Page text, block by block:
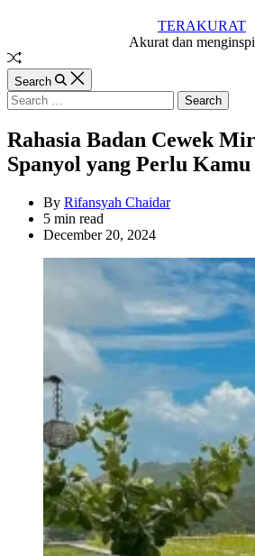
TERAKURAT
Akurat dan
Random
Article
Search
Search
for:
Rahasia Badan Cewek
Spanyol yang Perlu Kamu
By Rifansyah Chaidar
Estimated
read
5 min read
December 20, 2024